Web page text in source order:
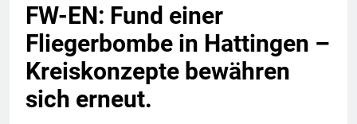
FW-EN: Fund einer
Fliegerbombe in Hattingen –
Kreiskonzepte bewähren
sich erneut.